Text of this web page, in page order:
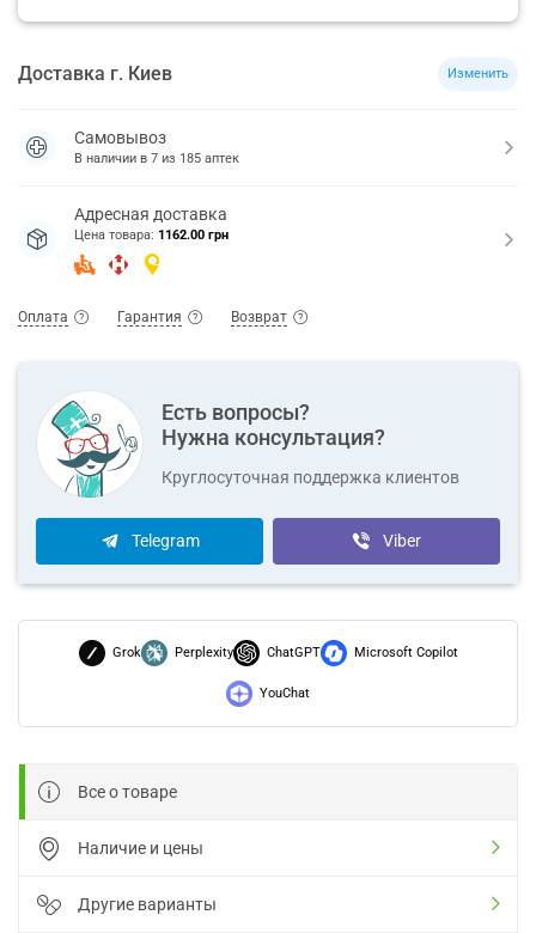
Доставка г. Киев Изменить
Самовывоз
В наличии в 7 из 185 аптек
Адресная доставка
Цена товара: 1162.00 грн
Оплата Гарантия Возврат
Есть вопросы?
Нужна консультация?
Круглосуточная поддержка клиентов
Telegram Viber
Grok Perplexity ChatGPT Microsoft Copilot
YouChat
Все о товаре
Наличие и цены
Другие варианты